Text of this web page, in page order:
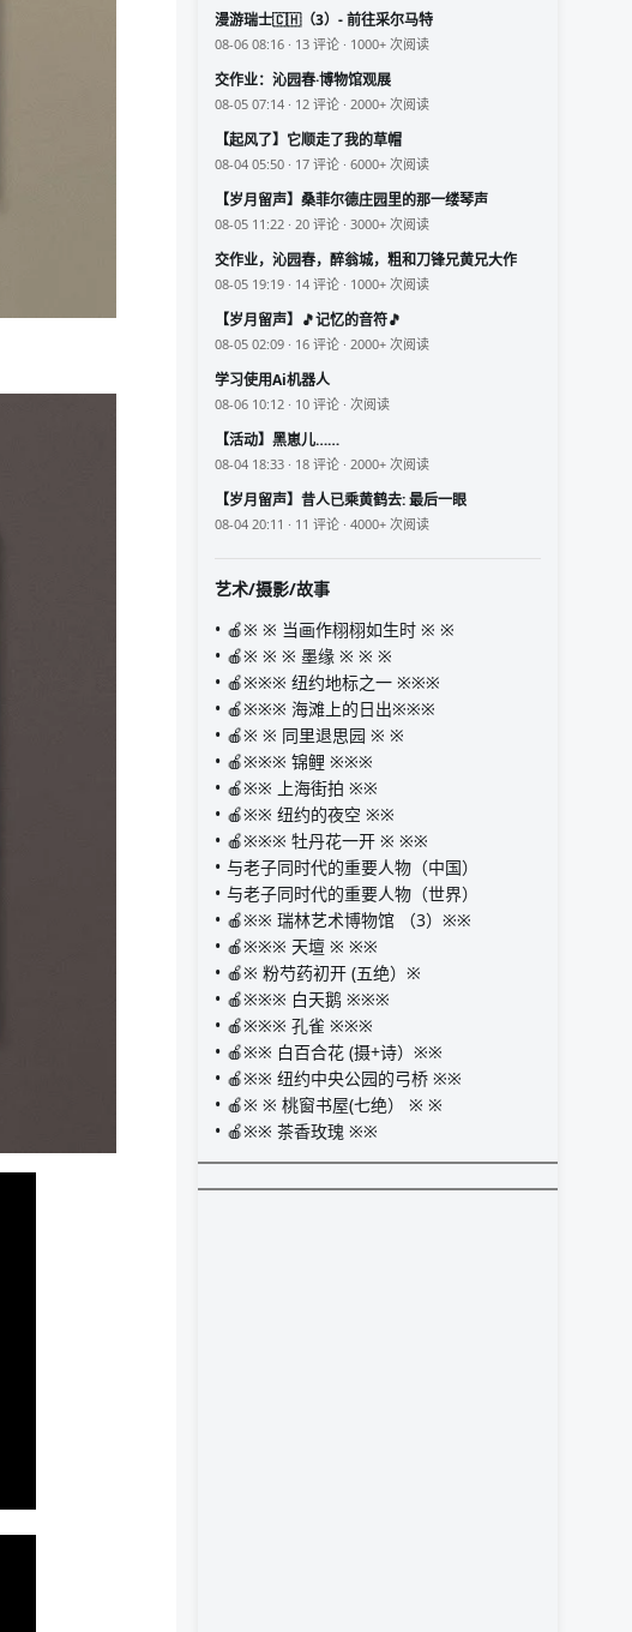
漫游瑞士🇨🇭（3）- 前往采尔马特
08-06 08:16 · 13 评论 · 1000+ 次阅读
交作业：沁园春·博物馆观展
08-05 07:14 · 12 评论 · 2000+ 次阅读
【起风了】它顺走了我的草帽
08-04 05:50 · 17 评论 · 6000+ 次阅读
【岁月留声】桑菲尔德庄园里的那一缕琴声
08-05 11:22 · 20 评论 · 3000+ 次阅读
交作业，沁园春，醉翁城，粗和刀锋兄黄兄大作
08-05 19:19 · 14 评论 · 1000+ 次阅读
【岁月留声】🎵记忆的音符🎵
08-05 02:09 · 16 评论 · 2000+ 次阅读
学习使用Ai机器人
08-06 10:12 · 10 评论 · 次阅读
【活动】黑崽儿……
08-04 18:33 · 18 评论 · 2000+ 次阅读
【岁月留声】昔人已乘黄鹤去: 最后一眼
08-04 20:11 · 11 评论 · 4000+ 次阅读
艺术/摄影/故事
🍎※ ※ 当画作栩栩如生时 ※ ※
🍎※ ※ ※ 墨缘 ※ ※ ※
🍎※※※ 纽约地标之一 ※※※
🍎※※※ 海滩上的日出※※※
🍎※ ※ 同里退思园 ※ ※
🍎※※※ 锦鲤 ※※※
🍎※※ 上海街拍 ※※
🍎※※ 纽约的夜空 ※※
🍎※※※ 牡丹花一开 ※ ※※
与老子同时代的重要人物（中国）
与老子同时代的重要人物（世界）
🍎※※ 瑞林艺术博物馆 （3）※※
🍎※※※ 天壇 ※ ※※
🍎※ 粉芍药初开 (五绝）※
🍎※※※ 白天鹅 ※※※
🍎※※※ 孔雀 ※※※
🍎※※ 白百合花 (摄+诗）※※
🍎※※ 纽约中央公园的弓桥 ※※
🍎※ ※ 桃窗书屋(七绝） ※ ※
🍎※※ 茶香玫瑰 ※※